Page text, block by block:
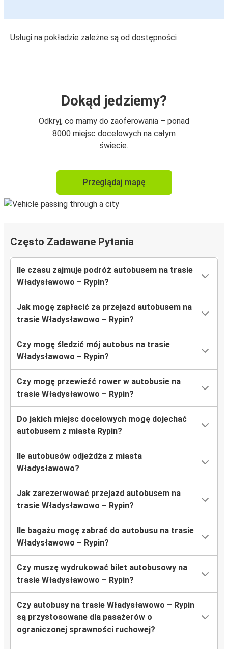
Usługi na pokładzie zależne są od dostępności
Dokąd jedziemy?
Odkryj, co mamy do zaoferowania – ponad
8000 miejsc docelowych na całym
świecie.
Przeglądaj mapę
Często Zadawane Pytania
Ile czasu zajmuje podróż autobusem na trasie
Władysławowo – Rypin?
Jak mogę zapłacić za przejazd autobusem na
trasie Władysławowo – Rypin?
Czy mogę śledzić mój autobus na trasie
Władysławowo – Rypin?
Czy mogę przewieźć rower w autobusie na
trasie Władysławowo – Rypin?
Do jakich miejsc docelowych mogę dojechać
autobusem z miasta Rypin?
Ile autobusów odjeżdża z miasta
Władysławowo?
Jak zarezerwować przejazd autobusem na
trasie Władysławowo – Rypin?
Ile bagażu mogę zabrać do autobusu na trasie
Władysławowo – Rypin?
Czy muszę wydrukować bilet autobusowy na
trasie Władysławowo – Rypin?
Czy autobusy na trasie Władysławowo – Rypin
są przystosowane dla pasażerów o
ograniczonej sprawności ruchowej?